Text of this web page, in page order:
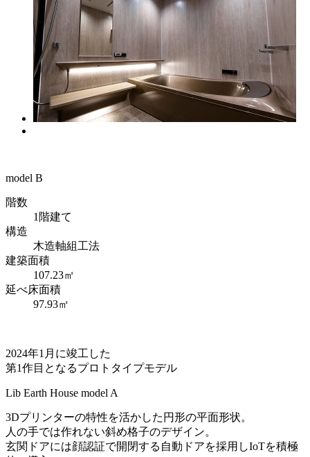
model B
階数
1階建て
構造
木造軸組工法
建築面積
107.23㎡
延べ床面積
97.93㎡
2024年1月に竣工した
第1作目となるプロトタイプモデル
Lib Earth House model A
3Dプリンターの特性を活かした円形の平面形状。
人の手では作れない斜め格子のデザイン。
玄関ドアには顔認証で開閉する自動ドアを採用しIoTを積極